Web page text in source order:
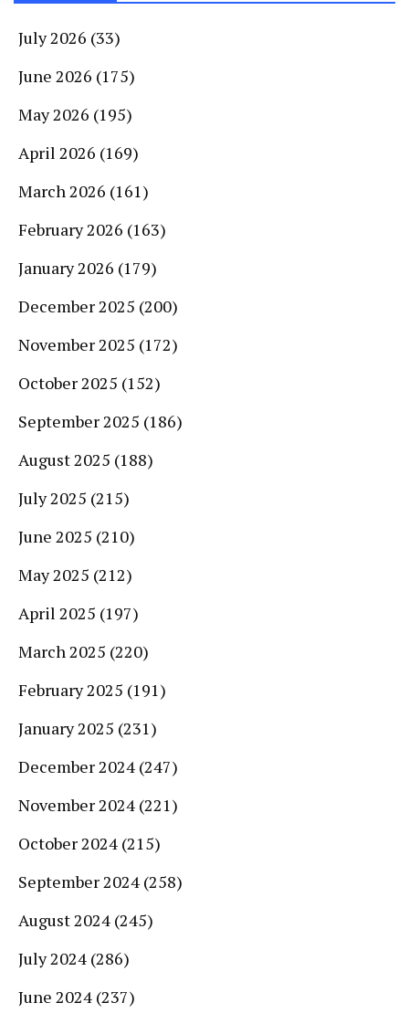
July 2026 (33)
June 2026 (175)
May 2026 (195)
April 2026 (169)
March 2026 (161)
February 2026 (163)
January 2026 (179)
December 2025 (200)
November 2025 (172)
October 2025 (152)
September 2025 (186)
August 2025 (188)
July 2025 (215)
June 2025 (210)
May 2025 (212)
April 2025 (197)
March 2025 (220)
February 2025 (191)
January 2025 (231)
December 2024 (247)
November 2024 (221)
October 2024 (215)
September 2024 (258)
August 2024 (245)
July 2024 (286)
June 2024 (237)